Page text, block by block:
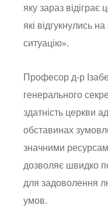
яку зараз відіграє
які відгукнулись
ситуацію».
Професор д-р
генерального
здатність церкви
обставинах
значними
дозволяє швидко
для задоволення
умов.